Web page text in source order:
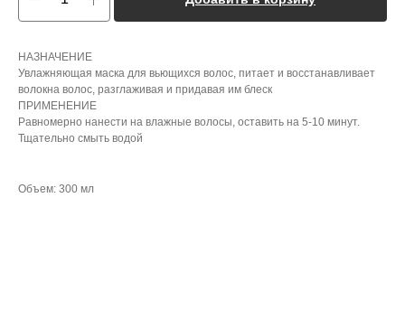
НАЗНАЧЕНИЕ
Увлажняющая маска для вьющихся волос, питает и восстанавливает
волокна волос, разглаживая и придавая им блеск
ПРИМЕНЕНИЕ
Равномерно нанести на влажные волосы, оставить на 5-10 минут.
Тщательно смыть водой
Объем: 300 мл